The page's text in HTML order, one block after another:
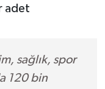
adet
sağlık, spor
120 bin